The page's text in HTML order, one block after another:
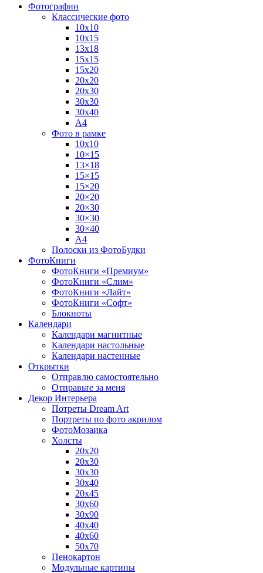
Фотографии
Классические фото
10х10
10х15
13х18
15х15
15х20
20х20
20х30
30х30
30х40
А4
Фото в рамке
10х10
10×15
13×18
15×15
15×20
20×20
20×30
30×30
30×40
A4
Полоски из ФотоБудки
ФотоКниги
ФотоКниги «Премиум»
ФотоКниги «Слим»
ФотоКниги «Лайт»
ФотоКниги «Софт»
Блокноты
Календари
Календари магнитные
Календари настольные
Календари настенные
Открытки
Отправлю самостоятельно
Отправьте за меня
Декор Интерьера
Потреты Dream Art
Портреты по фото акрилом
ФотоМозаика
Холсты
20х20
20х30
30х30
30х40
20х45
30х60
30х90
40х40
40х60
50х70
Пенокартон
Модульные картины